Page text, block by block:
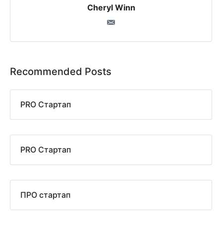
Cheryl Winn
Recommended Posts
PRO Стартап
PRO Стартап
ПРО стартап